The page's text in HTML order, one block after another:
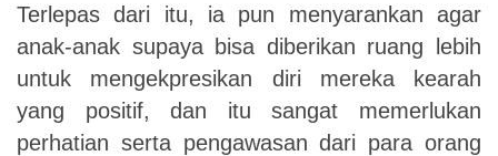
Terlepas dari itu, ia pun menyarankan agar
anak-anak supaya bisa diberikan ruang lebih
untuk mengekpresikan diri mereka kearah
yang positif, dan itu sangat memerlukan
perhatian serta pengawasan dari para orang